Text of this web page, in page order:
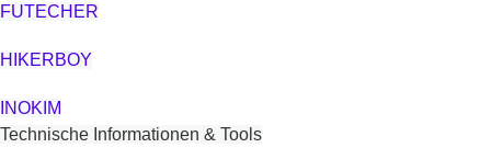
FUTECHER
HIKERBOY
INOKIM
Technische Informationen & Tools